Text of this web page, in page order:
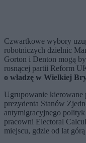
Czwartkowe wybory
robotniczych dzielnic
Gorton i Denton mogą
rosnącej partii Reform
o władzę w Wielkiej
Ugrupowanie kierowane
prezydenta Stanów
antymigracyjnego polityk
pracowni Electoral
miejscu, gdzie od lat